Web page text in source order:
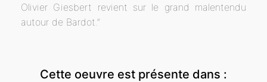
Olivier Giesbert revient sur le grand malentendu
autour de Bardot.”
Cette oeuvre est présente dans :